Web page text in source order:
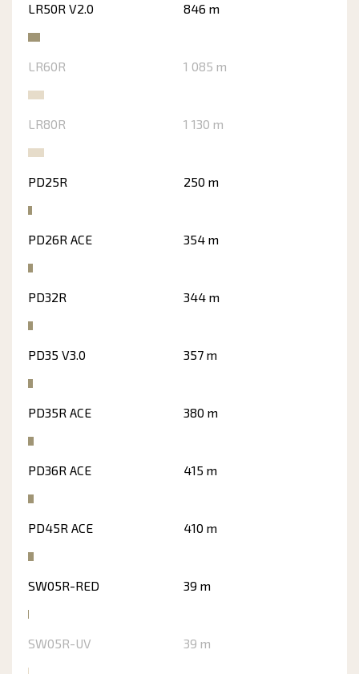
LR50R V2.0 846 m
LR60R 1 085 m
LR80R 1 130 m
PD25R 250 m
PD26R ACE 354 m
PD32R 344 m
PD35 V3.0 357 m
PD35R ACE 380 m
PD36R ACE 415 m
PD45R ACE 410 m
SW05R-RED 39 m
SW05R-UV 39 m